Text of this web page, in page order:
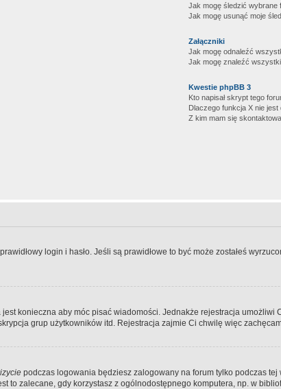
Jak mogę śledzić wybrane
Jak mogę usunąć moje
Załączniki
Jak mogę odnaleźć
Jak mogę znaleźć
Kwestie phpBB 3
Kto napisał skrypt tego
Dlaczego funkcja X nie jest
Z kim mam się
login i hasło. Jeśli są prawidłowe to być może zostałeś
konieczna aby móc pisać wiadomości. Jednakże rejestracja
grup użytkowników itd. Rejestracja zajmie Ci chwilę więc
podczas logowania będziesz zalogowany na forum tylko podczas
to zalecane, gdy korzystasz z ogólnodostępnego komputera, np. w